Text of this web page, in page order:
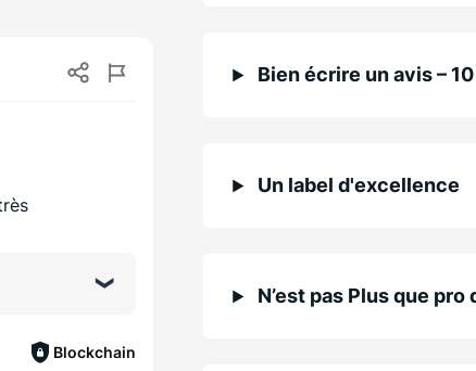
Blockchain
Bien écrire un avis –
Un label d'excellence
N’est pas Plus que pro